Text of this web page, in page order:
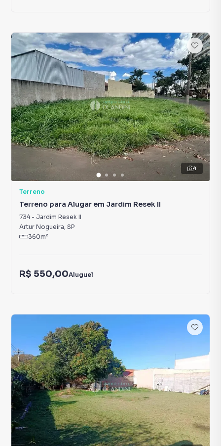
4
Terreno
Terreno para Alugar em Jardim Resek II
734- Jardim Resek II
Artur Nogueira, SP
360m²
R$ 550,00Aluguel